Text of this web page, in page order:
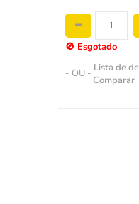
🚫 Esgotado
- OU - Lista de
Comparar